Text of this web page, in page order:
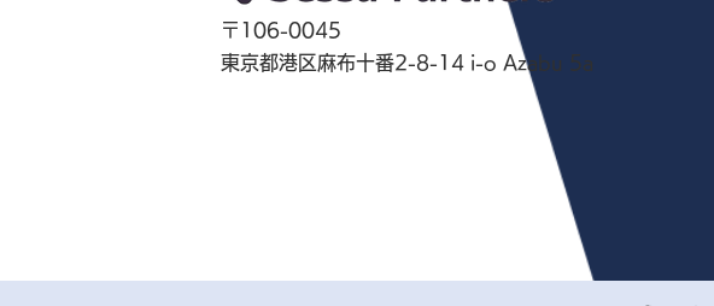
〒106-0045
東京都港区麻布十番2-8-14 i-o Azabu 5a